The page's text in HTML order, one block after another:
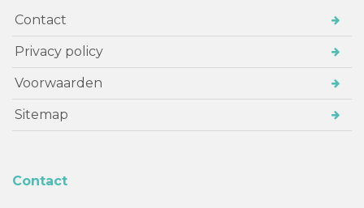
Contact
Privacy policy
Voorwaarden
Sitemap
Contact